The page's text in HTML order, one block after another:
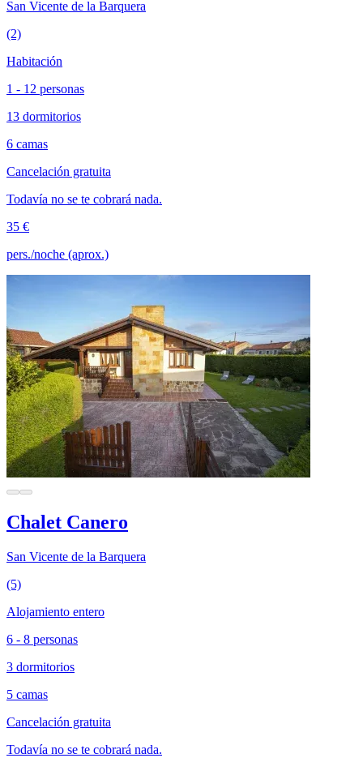
San Vicente de la Barquera
(2)
Habitación
1 - 12 personas
13 dormitorios
6 camas
Cancelación gratuita
Todavía no se te cobrará nada.
35 €
pers./noche (aprox.)
Chalet Canero
San Vicente de la Barquera
(5)
Alojamiento entero
6 - 8 personas
3 dormitorios
5 camas
Cancelación gratuita
Todavía no se te cobrará nada.